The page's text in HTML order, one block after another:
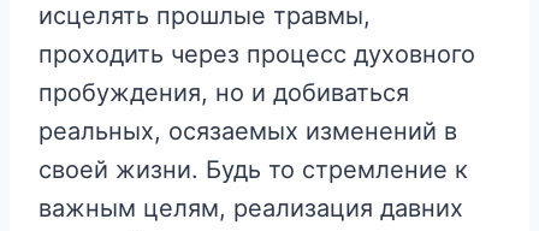
исцелять прошлые травмы,
проходить через процесс духовного
пробуждения, но и добиваться
реальных, осязаемых изменений в
своей жизни. Будь то стремление к
важным целям, реализация давних